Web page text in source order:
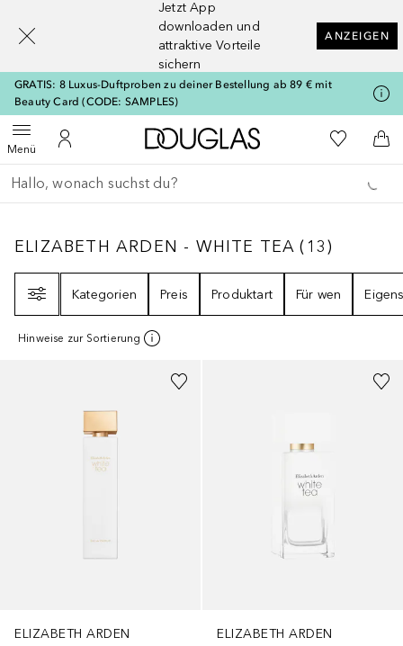
Jetzt App
downloaden und
attraktive Vorteile
sichern
ANZEIGEN
GRATIS: 8 Luxus-Duftproben zu deiner Bestellung ab 89 € mit
Beauty Card (CODE: SAMPLES)
MenüMenü öffnenZu Meinem Kundenkonto
Zur Douglas Startseite
Zu Meiner
Gehe zurück
Suche ausführen
ELIZABETH ARDEN - WHITE TEA 13
ELIZABETH ARDEN - WHITE TEA ( 13)
Kategorien
Preis Produktart Für wen
Hinweise zur Sortierung
ELIZABETH ARDEN
ELIZABETH ARDEN
[navigation.slideout.screenreader]